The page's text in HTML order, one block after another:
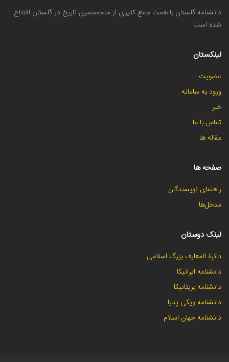
دانشنامه گلستان با همت جمع کثیری از متخصصین تاریخ در گلستان افتتاح
شده است
لینکستان
عضویت
ورود به سامانه
خبر
تماس با ما
مقاله ها
صفحه ها
راهنمای نویسندگان
مدخل‌ها
لینک دوستان
دائرة المعارف بزرگ اسلامی
دانشنامه ایرانیکا
دانشنامه بریتانیکا
دانشنامه ویکی پدیا
دانشنامه جهان اسلام